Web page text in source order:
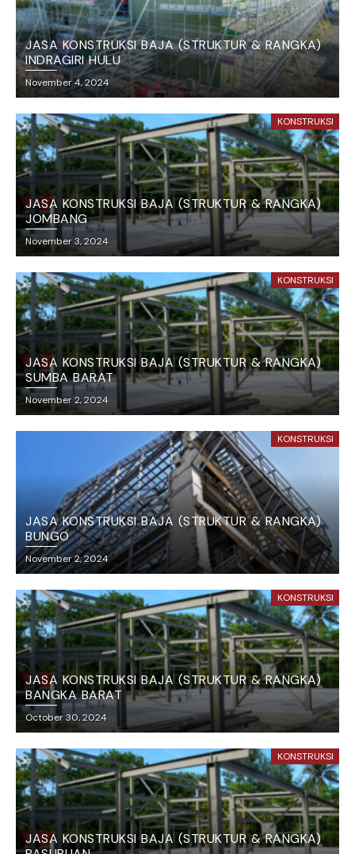
JASA KONSTRUKSI BAJA (STRUKTUR & RANGKA)
INDRAGIRI HULU
November 4, 2024
KONSTRUKSI
JASA KONSTRUKSI BAJA (STRUKTUR & RANGKA)
JOMBANG
November 3, 2024
KONSTRUKSI
JASA KONSTRUKSI BAJA (STRUKTUR & RANGKA)
SUMBA BARAT
November 2, 2024
KONSTRUKSI
JASA KONSTRUKSI BAJA (STRUKTUR & RANGKA)
BUNGO
November 2, 2024
KONSTRUKSI
JASA KONSTRUKSI BAJA (STRUKTUR & RANGKA)
BANGKA BARAT
October 30, 2024
KONSTRUKSI
JASA KONSTRUKSI BAJA (STRUKTUR & RANGKA)